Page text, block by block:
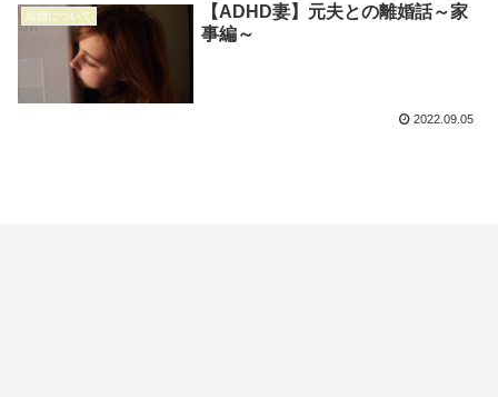
結婚について
【ADHD妻】元夫との離婚話～家
事編～
2022.09.05